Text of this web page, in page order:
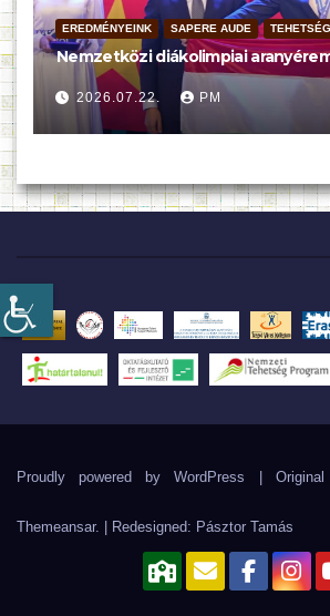
EREDMÉNYEINK SAPERE AUDE
Nemzetközi diákolimpiai
2026.07.22. PM
Proudly powered by WordPress
Themeansar. | Redesigned: Pásztor Tamás